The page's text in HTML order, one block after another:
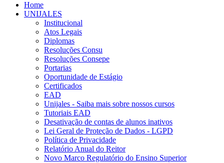
Home
UNIJALES
Institucional
Atos Legais
Diplomas
Resoluções Consu
Resoluções Consepe
Portarias
Oportunidade de Estágio
Certificados
EAD
Unijales - Saiba mais sobre nossos cursos
Tutoriais EAD
Desativação de contas de alunos inativos
Lei Geral de Proteção de Dados - LGPD
Política de Privacidade
Relatório Anual do Reitor
Novo Marco Regulatório do Ensino Superior